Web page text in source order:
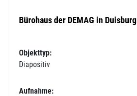
Bürohaus der DEMAG in Duisburg
Objekttyp:
Diapositiv
Aufnahme: